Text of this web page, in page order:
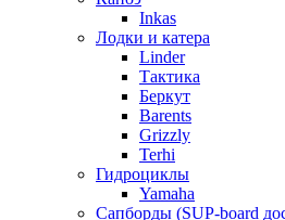
Inkas
Лодки и катера
Linder
Тактика
Беркут
Barents
Grizzly
Terhi
Гидроциклы
Yamaha
Сапборды (SUP-board